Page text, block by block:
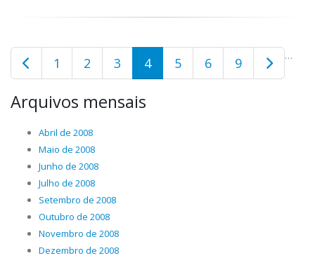
1 2 3 4 5 6 …
9
Arquivos mensais
Abril de 2008
Maio de 2008
Junho de 2008
Julho de 2008
Setembro de 2008
Outubro de 2008
Novembro de 2008
Dezembro de 2008